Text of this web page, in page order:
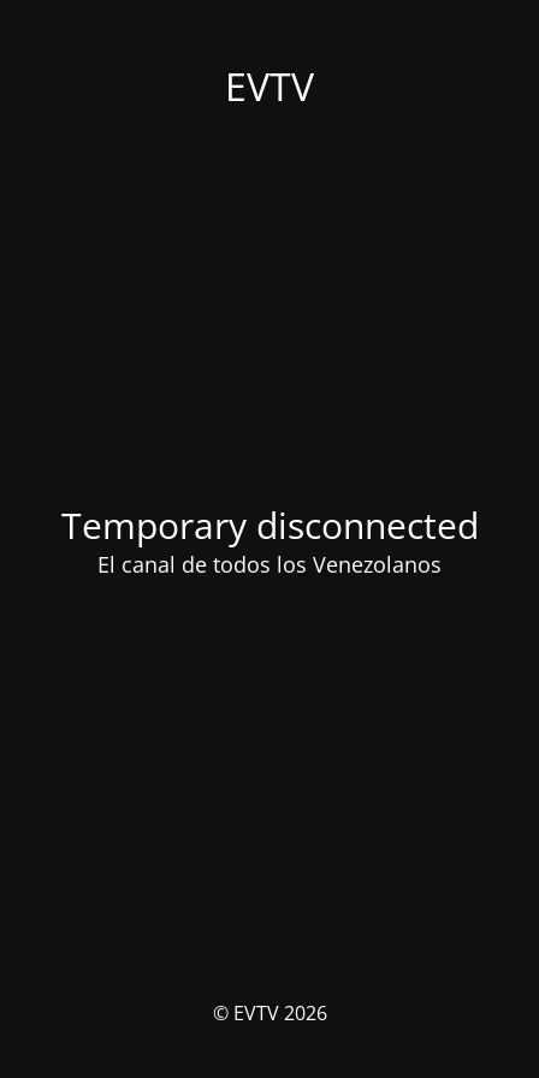
EVTV
Temporary disconnected
El canal de todos los Venezolanos
© EVTV 2026